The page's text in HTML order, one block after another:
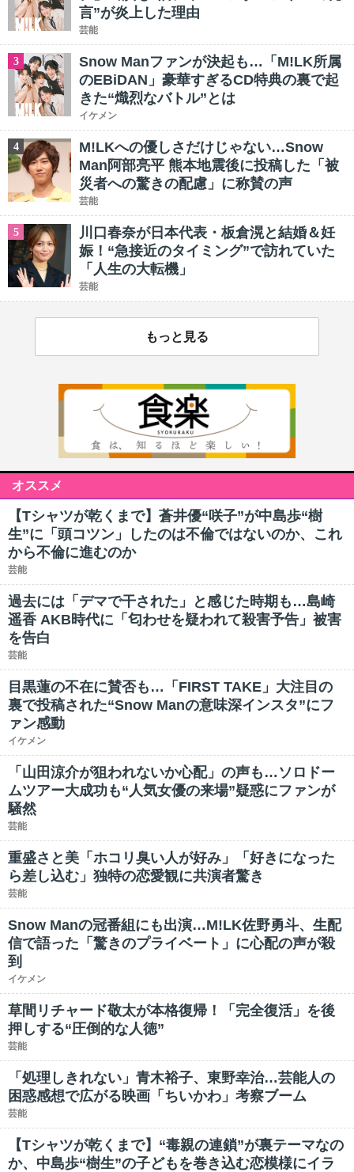
言”が炎上した理由
芸能
3
Snow Manファンが決起も…「M!LK所属
のEBiDAN」豪華すぎるCD特典の裏で起
きた“熾烈なバトル”とは
イケメン
4
M!LKへの優しさだけじゃない…Snow
Man阿部亮平 熊本地震後に投稿した「被
災者への驚きの配慮」に称賛の声
芸能
5
川口春奈が日本代表・板倉滉と結婚＆妊
娠！“急接近のタイミング”で訪れていた
「人生の大転機」
芸能
もっと見る
オススメ
【Tシャツが乾くまで】蒼井優“咲子”が中島歩“樹
生”に「頭コツン」したのは不倫ではないのか、これ
から不倫に進むのか
芸能
過去には「デマで干された」と感じた時期も…島崎
遥香 AKB時代に「匂わせを疑われて殺害予告」被害
を告白
芸能
目黒蓮の不在に賛否も…「FIRST TAKE」大注目の
裏で投稿された“Snow Manの意味深インスタ”にフ
ァン感動
イケメン
「山田涼介が狙われないか心配」の声も…ソロドー
ムツアー大成功も“人気女優の来場”疑惑にファンが
騒然
芸能
重盛さと美「ホコリ臭い人が好み」「好きになった
ら差し込む」独特の恋愛観に共演者驚き
芸能
Snow Manの冠番組にも出演…M!LK佐野勇斗、生配
信で語った「驚きのプライベート」に心配の声が殺
到
イケメン
草間リチャード敬太が本格復帰！「完全復活」を後
押しする“圧倒的な人徳”
芸能
「処理しきれない」青木裕子、東野幸治…芸能人の
困惑感想で広がる映画「ちいかわ」考察ブーム
芸能
【Tシャツが乾くまで】“毒親の連鎖”が裏テーマなの
か、中島歩“樹生”の子どもを巻き込む恋模様にイラ